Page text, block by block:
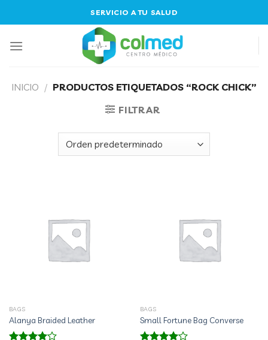
to
SERVICIO A TU SALUD
INICIO / PRODUCTOS ETIQUETADOS “ROCK CHICK”
FILTRAR
BAGS
Alanya Braided Leather
BAGS
Small Fortune Bag Converse